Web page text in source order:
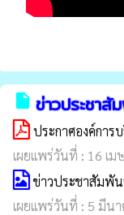
insert_drive_file ข่าวประชาสั
ประกาศองค์กา
เผยแพร่วันที่ : 16 เม
ข่าวประชาสัมพั
เผยแพร่วันที่ : 5 มีน